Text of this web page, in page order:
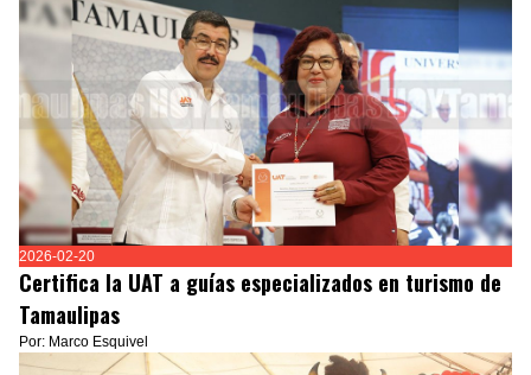
2026-02-20
Certifica la UAT a guías especializados en turismo de
Tamaulipas
Por: Marco Esquivel